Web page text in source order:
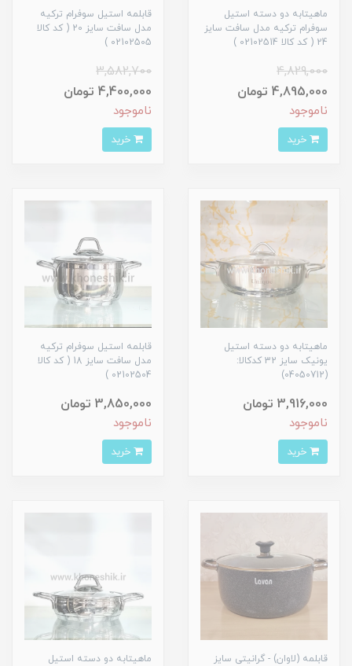
ماهیتابه دو دسته استیل
سوفرام ترکیه مدل سافت سایز
24 ( کد کالا 02102514 )
4,829,000
4,895,000 تومان
ناموجود
قابلمه استیل سوفرام ترکیه
مدل سافت سایز 20 ( کد کالا
02102505 )
3,582,700
4,400,000 تومان
ناموجود
ماهیتابه دو دسته استیل
یونیک سایز 32 کدکالا:
(04050712)
3,916,000 تومان
ناموجود
قابلمه استیل سوفرام ترکیه
مدل سافت سایز 18 ( کد کالا
02102504 )
3,850,000 تومان
ناموجود
قابلمه (لاوان) - گرانیتی سایز
ماهیتابه دو دسته استیل